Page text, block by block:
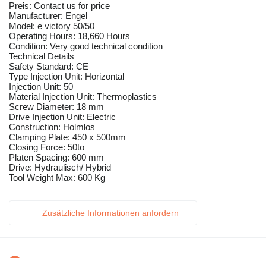
Preis: Contact us for price
Manufacturer: Engel
Model: e victory 50/50
Operating Hours: 18,660 Hours
Condition: Very good technical condition
Technical Details
Safety Standard: CE
Type Injection Unit: Horizontal
Injection Unit: 50
Material Injection Unit: Thermoplastics
Screw Diameter: 18 mm
Drive Injection Unit: Electric
Construction: Holmlos
Clamping Plate: 450 x 500mm
Closing Force: 50to
Platen Spacing: 600 mm
Drive: Hydraulisch/ Hybrid
Tool Weight Max: 600 Kg
Zusätzliche Informationen anfordern